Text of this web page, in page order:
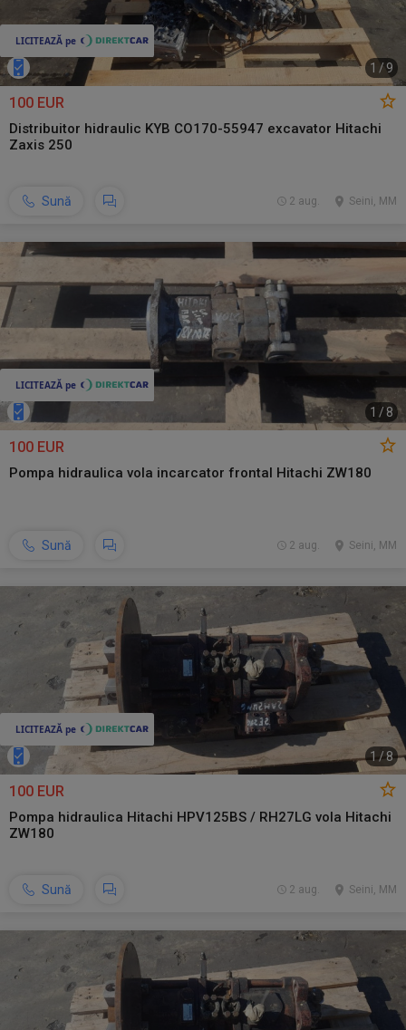
1 / 9
100 EUR
Distribuitor hidraulic KYB CO170-55947 excavator Hitachi
Zaxis 250
Sună Seini, MM
2 aug.
1 / 8
100 EUR
Pompa hidraulica vola incarcator frontal Hitachi ZW180
Sună Seini, MM
2 aug.
1 /8
100 EUR
Pompa hidraulica Hitachi HPV125BS / RH27LG vola Hitachi
ZW180
Sună Seini, MM
2 aug.